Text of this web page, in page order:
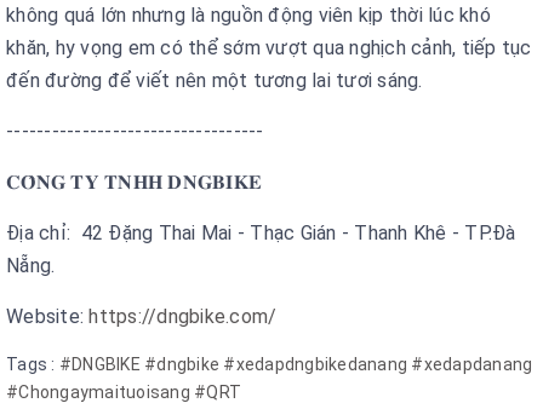
không quá lớn nhưng là nguồn động viên kịp thời lúc khó
khăn, hy vọng em có thể sớm vượt qua nghịch cảnh, tiếp tục
đến đường để viết nên một tương lai tươi sáng.
----------------------------------
𝐂𝐎̂𝐍𝐆 𝐓𝐘 𝐓𝐍𝐇𝐇 𝐃𝐍𝐆𝐁𝐈𝐊𝐄
Địa chỉ: 42 Đặng Thai Mai - Thạc Gián - Thanh Khê - TP.Đà
Nẵng.
Website: https://dngbike.com/
Tags : #DNGBIKE #dngbike #xedapdngbikedanang #xedapdanang
#Chongaymaituoisang #QRT